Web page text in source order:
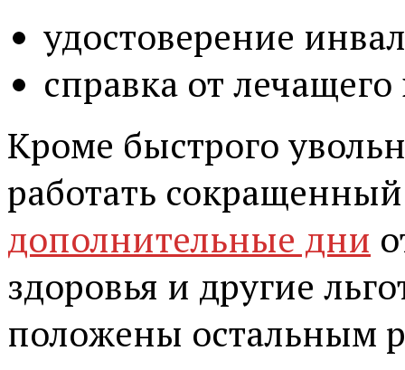
удостоверение
справка от лечащего
Кроме быстрого
работать
дополнительные дни
здоровья и другие
положены остальным